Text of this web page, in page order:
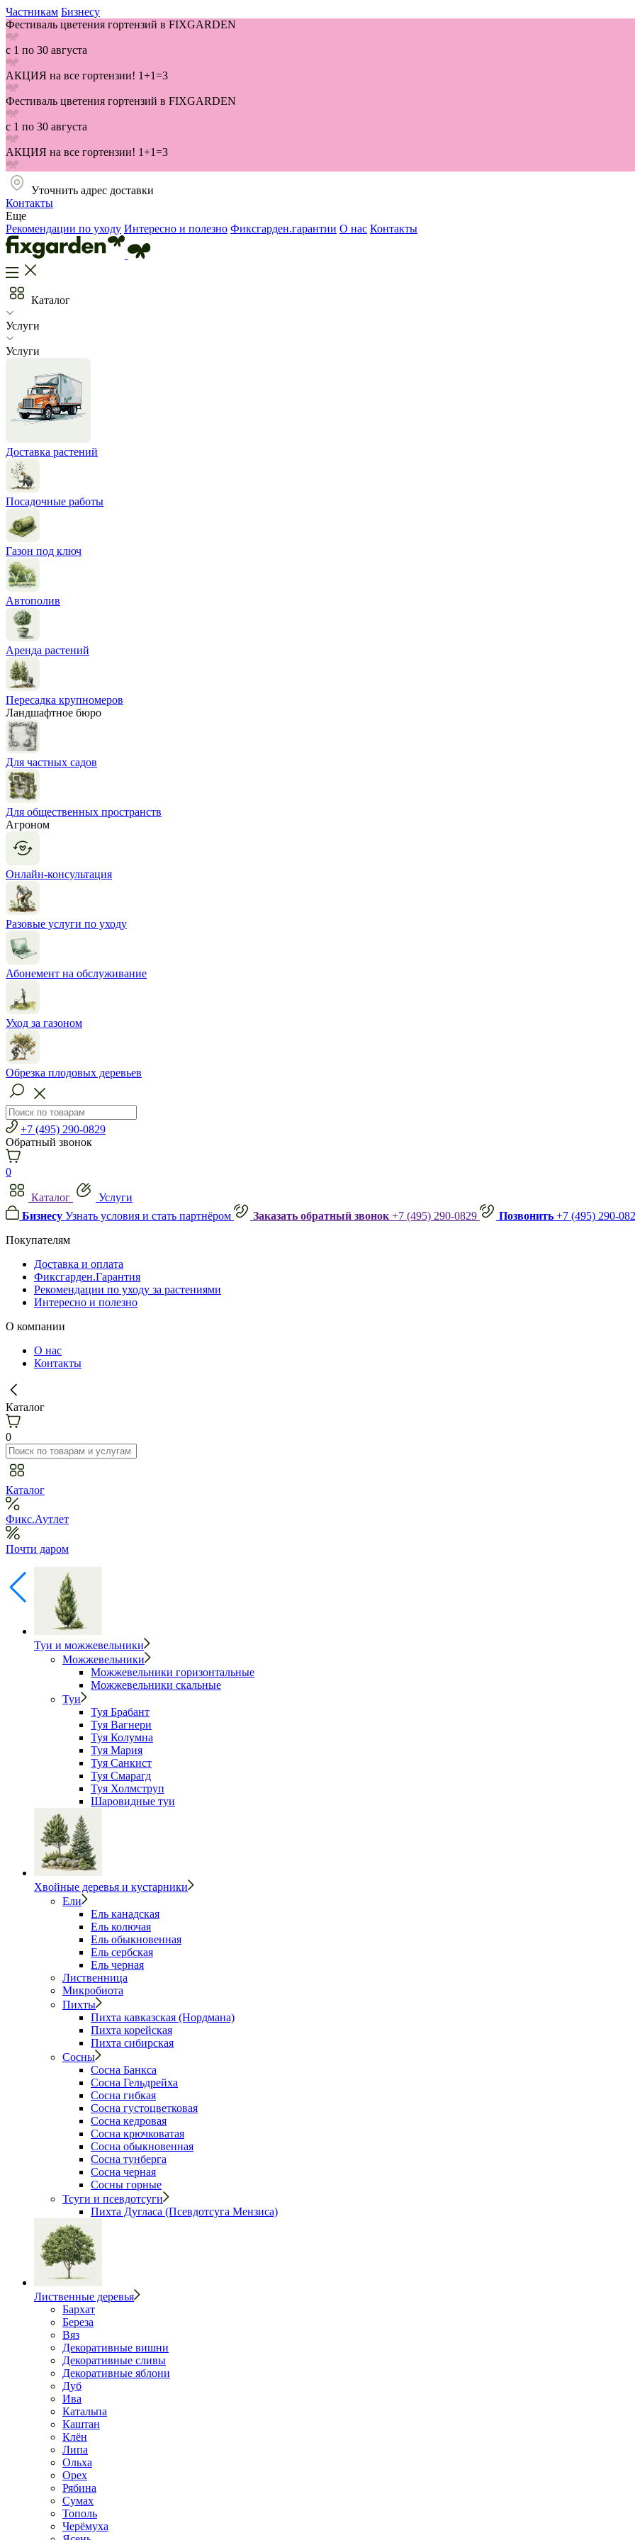
Частникам Бизнесу
Фестиваль цветения гортензий в FIXGARDEN
с 1 по 30 августа
АКЦИЯ на все гортензии! 1+1=3
Фестиваль цветения гортензий в FIXGARDEN
с 1 по 30 августа
АКЦИЯ на все гортензии! 1+1=3
Уточнить адрес доставки
Контакты
Еще
Рекомендации по уходу Интересно и полезно Фиксгарден.гарантии О нас Контакты
Каталог
Услуги
Услуги
Доставка растений
Посадочные работы
Газон под ключ
Автополив
Аренда растений
Пересадка крупномеров
Ландшафтное бюро
Для частных садов
Для общественных пространств
Агроном
Онлайн-консультация
Разовые услуги по уходу
Абонемент на обслуживание
Уход за газоном
Обрезка плодовых деревьев
+7 (495) 290-0829
Обратный звонок
0
Каталог
Услуги
Бизнесу Узнать условия и стать партнёром Заказать обратный звонок +7 (495) 290-0829 Позвонить +7 (495) 290-
Покупателям
Доставка и оплата
Фиксгарден.Гарантия
Рекомендации по уходу за растениями
Интересно и полезно
О компании
О нас
Контакты
Каталог
0
Каталог
Фикс.Аутлет
Почти даром
Туи и можжевельники
Можжевельники
Можжевельники горизонтальные
Можжевельники скальные
Туи
Туя Брабант
Туя Вагнери
Туя Колумна
Туя Мария
Туя Санкист
Туя Смарагд
Туя Холмструп
Шаровидные туи
Хвойные деревья и кустарники
Ели
Ель канадская
Ель колючая
Ель обыкновенная
Ель сербская
Ель черная
Лиственница
Микробиота
Пихты
Пихта кавказская (Нордмана)
Пихта корейская
Пихта сибирская
Сосны
Сосна Банкса
Сосна Гельдрейха
Сосна гибкая
Сосна густоцветковая
Сосна кедровая
Сосна крючковатая
Сосна обыкновенная
Сосна тунберга
Сосна черная
Сосны горные
Тсуги и псевдотсуги
Пихта Дугласа (Псевдотсуга Мензиса)
Лиственные деревья
Бархат
Береза
Вяз
Декоративные вишни
Декоративные сливы
Декоративные яблони
Дуб
Ива
Катальпа
Каштан
Клён
Липа
Ольха
Орех
Рябина
Сумах
Тополь
Черёмуха